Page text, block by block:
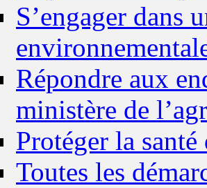
S’engager dans
Répondre aux
ministère de
Protéger la
Toutes les